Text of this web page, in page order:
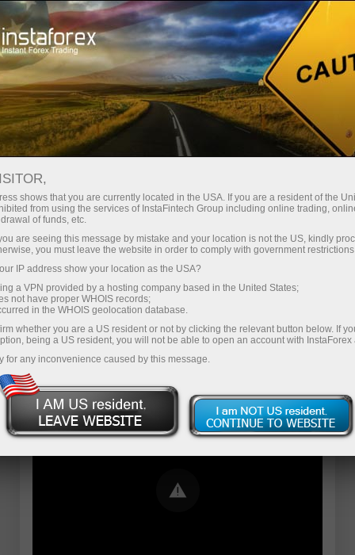
For Traders Forex Analytics
InstaForex TV
Forex calendar
Trader’s calendar on March 28: Any
winners in Trump’s tariff game? (in)
ट्रेडिंग खाता खोलें
डेमो खाता खोलें
Error loading YouTube: Video could not
be played
shows that you are currently located in the USA. If you are a resident of the
from using the services of InstaFintech Group including online trading,
of funds, etc.
are seeing this message by mistake and your location is not the US, kindly
you must leave the website in order to comply with government
IP address show your location as the USA?
a VPN provided by a hosting company based in the United States;
not have proper WHOIS records;
in the WHOIS geolocation database.
whether you are a US resident or not by clicking the relevant button below. If
being a US resident, you will not be able to open an account with InstaForex
for any inconvenience caused by this message.